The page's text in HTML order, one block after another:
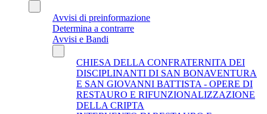
Avvisi di preinformazione
Determina a contrarre
Avvisi e Bandi
CHIESA DELLA CONFRATERNITA DEI
DISCIPLINANTI DI SAN BONAVENTURA
E SAN GIOVANNI BATTISTA - OPERE DI
RESTAURO E RIFUNZIONALIZZAZIONE
DELLA CRIPTA